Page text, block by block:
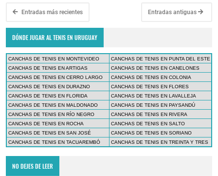
Entradas más recientes Entradas antiguas
DÓNDE JUGAR AL TENIS EN URUGUAY
CANCHAS DE TENIS EN MONTEVIDEO
CANCHAS DE TENIS EN PUNTA DEL ESTE
CANCHAS DE TENIS EN ARTIGAS
CANCHAS DE TENIS EN CANELONES
CANCHAS DE TENIS EN CERRO LARGO
CANCHAS DE TENIS EN COLONIA
CANCHAS DE TENIS EN DURAZNO
CANCHAS DE TENIS EN FLORES
CANCHAS DE TENIS EN FLORIDA
CANCHAS DE TENIS EN LAVALLEJA
CANCHAS DE TENIS EN MALDONADO
CANCHAS DE TENIS EN PAYSANDÚ
CANCHAS DE TENIS EN RÍO NEGRO
CANCHAS DE TENIS EN RIVERA
CANCHAS DE TENIS EN ROCHA
CANCHAS DE TENIS EN SALTO
CANCHAS DE TENIS EN SAN JOSÉ
CANCHAS DE TENIS EN SORIANO
CANCHAS DE TENIS EN TACUAREMBÓ
CANCHAS DE TENIS EN TREINTA Y TRES
NO DEJES DE LEER